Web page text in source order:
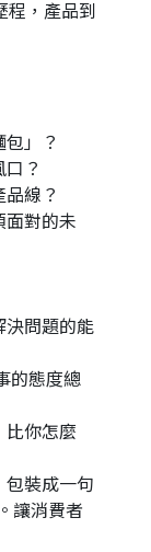
程，產品到
」？
？
線？
面對的未
決問題的能
的態度總
比你怎麼
包裝成一句
讓消費者